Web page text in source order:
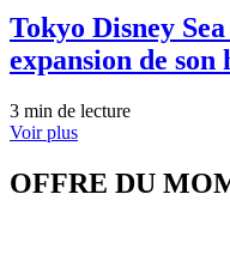
Tokyo Disney
expansion de son
3 min de lecture
Voir plus
OFFRE DU